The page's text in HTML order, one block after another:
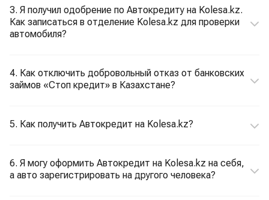
3. Я получил одобрение по Автокредиту на Kolesa.kz.
Как записаться в отделение Kolesa.kz для проверки
автомобиля?
4. Как отключить добровольный отказ от банковских
займов «Стоп кредит» в Казахстане?
5. Как получить Автокредит на Kolesa.kz?
6. Я могу оформить Автокредит на Kolesa.kz на себя,
а авто зарегистрировать на другого человека?